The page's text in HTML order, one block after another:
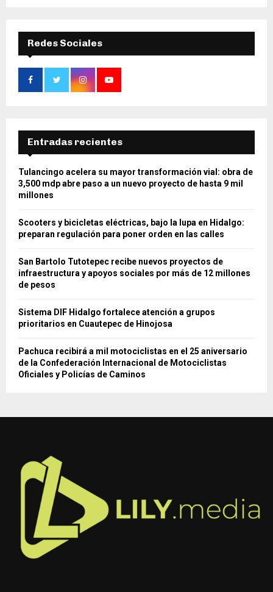
Redes Sociales
Entradas recientes
Tulancingo acelera su mayor transformación vial: obra de
3,500 mdp abre paso a un nuevo proyecto de hasta 9 mil
millones
Scooters y bicicletas eléctricas, bajo la lupa en Hidalgo:
preparan regulación para poner orden en las calles
San Bartolo Tutotepec recibe nuevos proyectos de
infraestructura y apoyos sociales por más de 12 millones
de pesos
Sistema DIF Hidalgo fortalece atención a grupos
prioritarios en Cuautepec de Hinojosa
Pachuca recibirá a mil motociclistas en el 25 aniversario
de la Confederación Internacional de Motociclistas
Oficiales y Policías de Caminos